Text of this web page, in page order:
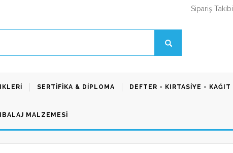
Sipariş Takibi
SERTIFIKA & DIPLOMA DEFTER - KIRTASIYE - KAĞIT
MALZEMESI